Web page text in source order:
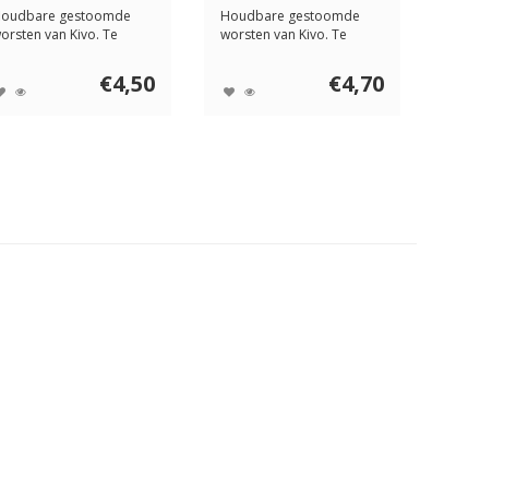
gestoomde
van Kivo. Te
€4,50
Houdbare gestoomde
worsten van Kivo. Te
€4,70